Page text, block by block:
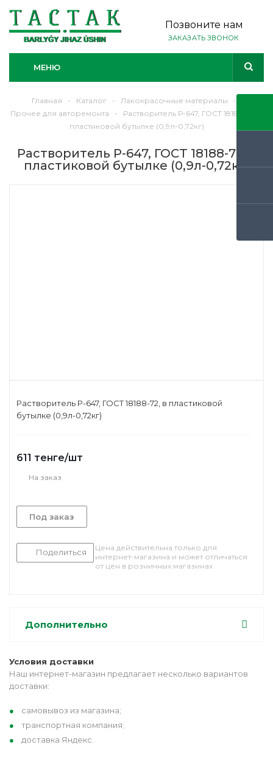
Позвоните нам
ЗАКАЗАТЬ ЗВОНОК
МЕНЮ
Главная - Каталог - Лакокрасочные материалы
-
Прочее для авторемонта
-
Растворитель Р-647, ГОСТ 18188-72, в
пластиковой бутылке (0,9л-0,72кг)
Растворитель Р-647, ГОСТ 18188-72, в
пластиковой бутылке (0,9л-0,72кг)
Растворитель Р-647, ГОСТ 18188-72, в пластиковой
бутылке (0,9л-0,72кг)
611 тенге/шт
На заказ
Под заказ
Поделиться
Цена действительна только для
интернет-магазина и может отличаться
от цен в розничных магазинах
Дополнительно
Условия доставки
Наш интернет-магазин предлагает несколько вариантов
доставки:
самовывоз из магазина;
транспортная компания;
доставка Яндекс.